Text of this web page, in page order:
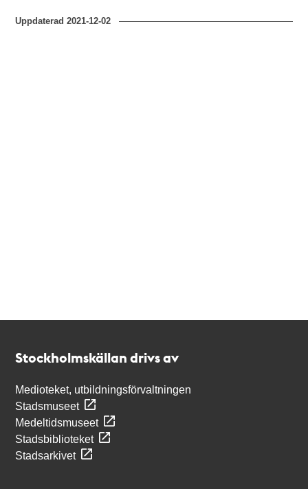
Uppdaterad2021-12-02
Stockholmskällan drivs av
Medioteket, utbildningsförvaltningen
Stadsmuseet
Medeltidsmuseet
Stadsbiblioteket
Stadsarkivet